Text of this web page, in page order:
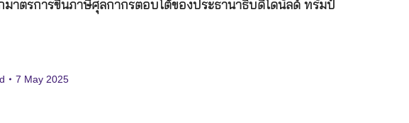
าตรการขึ้นภาษีศุลกากรตอบโต้ของประธานาธิบดีโดนัลด์ ทรัมป์
7 May 2025